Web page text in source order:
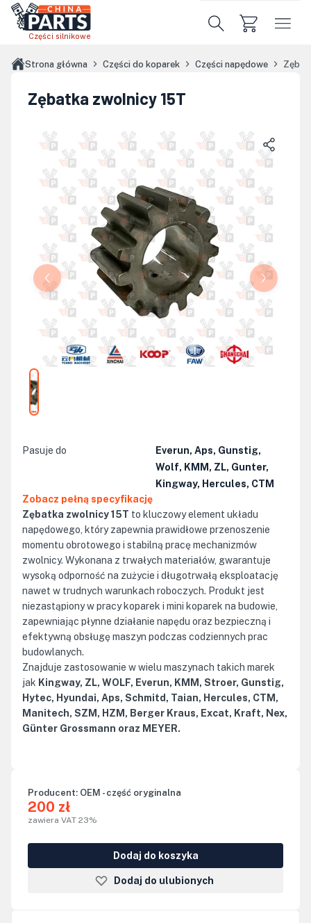
Przejdź do treści głównej
Części silnikowe
Strona główna Części do koparek Części napędowe
Zębatka zwolnicy 15T
Pasuje do
Everun, Aps, Gunstig,
Wolf, KMM, ZL, Gunter,
Kingway, Hercules, CTM
Zobacz pełną specyfikację
Zębatka zwolnicy 15T to kluczowy element układu
napędowego, który zapewnia prawidłowe przenoszenie
momentu obrotowego i stabilną pracę mechanizmów
zwolnicy. Wykonana z trwałych materiałów, gwarantuje
wysoką odporność na zużycie i długotrwałą eksploatację
nawet w trudnych warunkach roboczych. Produkt jest
niezastąpiony w pracy koparek i mini koparek na budowie,
zapewniając płynne działanie napędu oraz bezpieczną i
efektywną obsługę maszyn podczas codziennych prac
budowlanych.
Znajduje zastosowanie w wielu maszynach takich marek
jak Kingway, ZL, WOLF, Everun, KMM, Stroer, Gunstig,
Hytec, Hyundai, Aps, Schmitd, Taian, Hercules, CTM,
Manitech, SZM, HZM, Berger Kraus, Excat, Kraft, Nex,
Günter Grossmann oraz MEYER.
Producent: OEM - część oryginalna
200 zł
zawiera VAT 23%
Dodaj do koszyka
Dodaj do ulubionych